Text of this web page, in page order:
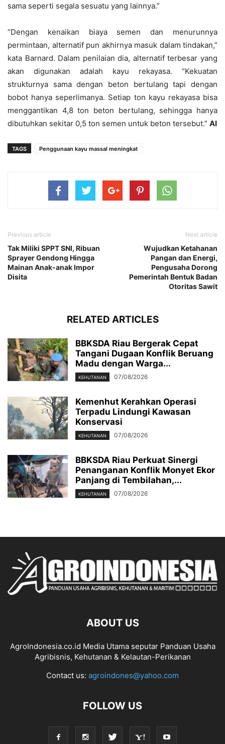
sama seperti segala sesuatu yang lainnya.”
“Dengan kenaikan biaya semen dan menurunnya
permintaan, alternatif pun akhirnya masuk dalam tindakan,”
kata Barnard. Dalam penilaian dia, alternatif terbesar yang
akan digunakan adalah kayu rekayasa. “Kekuatan
strukturnya sama dengan beton bertulang tapi dengan
bobot hanya seperlimanya. Setiap ton kayu rekayasa bisa
menggantikan 4,8 ton beton bertulang, sehingga hanya
dibutuhkan sekitar 0,5 ton semen untuk beton tersebut.” AI
TAGS Penggunaan kayu massal meningkat
Previous article
Tak Miliki SPPT SNI, Ribuan
Sprayer Gendong Hingga
Mainan Anak-anak Impor
Disita
Next article
Wujudkan Ketahanan
Pangan dan Energi,
Pengusaha Dorong
Pemerintah Bentuk Badan
Otoritas Sawit
RELATED ARTICLES
BBKSDA Riau Bergerak Cepat
Tangani Dugaan Konflik Beruang
Madu dengan Warga...
KEHUTANAN 07/08/2026
Kemenhut Kerahkan Operasi
Terpadu Lindungi Kawasan
Konservasi
KEHUTANAN 07/08/2026
BBKSDA Riau Perkuat Sinergi
Penanganan Konflik Monyet Ekor
Panjang di Tembilahan,...
KEHUTANAN 07/08/2026
ABOUT US
AgroIndonesia.co.id Media Utama seputar Panduan Usaha
Agribisnis, Kehutanan & Kelautan-Perikanan
Contact us: agroindones@yahoo.com
FOLLOW US